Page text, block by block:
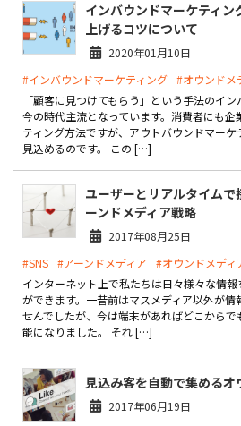
外部サービス連携
インフラ環境・サポート
費用
製品
特長
ショッピングモール型 EC
マルチテナント、マルチブランドなど
通販受注対応
EC運用支援
継続的に結果を出し続けるECサイトへ
スクラッチ開発
ライセンス契約
内製化支援
インバウンドマーケティ
上げるコツについて
2020年01月10日
#インバウンドマーケティング #オウンドメ
「顧客に見つけてもらう」という手法のイン
今の時代主流となっています。消費者にも
ティング方法ですが、アウトバウンドマー
見込めるのです。 この […]
ユーザーとリアルタイム
ーンドメディア戦略
2017年08月25日
#SNS #アーンドメディア
#オウンドメディ
インターネット上で私たちは日々様々な情
ができます。一昔前はマスメディア以外が
せんでしたが、今は端末があればどこから
能になりました。 それ […]
見込み客を自動で集めるオ
2017年06月19日